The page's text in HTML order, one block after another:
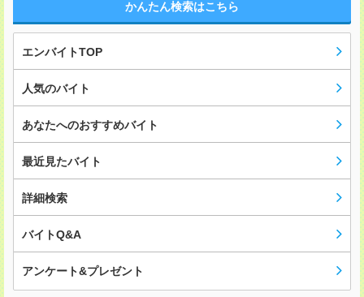
かんたん検索はこちら
エンバイトTOP
人気のバイト
あなたへのおすすめバイト
最近見たバイト
詳細検索
バイトQ&A
アンケート&プレゼント